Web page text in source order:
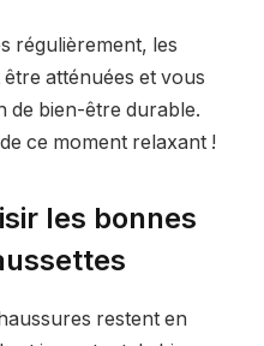
régulièrement, les
atténuées et vous
de bien-être durable.
ce moment relaxant !
les bonnes
restent en